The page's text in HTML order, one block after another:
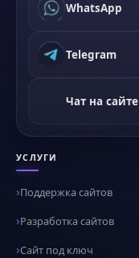
WhatsApp
Telegram
Чат на сайте
УСЛУГИ
Поддержка сайтов
Разработка сайтов
Сайт под ключ